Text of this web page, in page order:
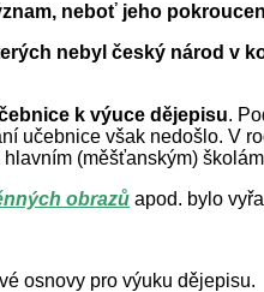
neboť jeho
nebyl český národ v
k výuce dějepisu.
učebnice však nedošlo. V
(měšťanským)
obrazů apod. bylo
osnovy pro výuku dějepisu.